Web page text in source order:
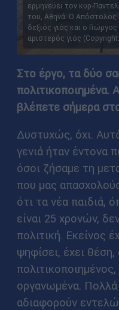
ερμηνεύει τον κυρ-
του, Αθηνά. Ο Απόστολος
δεξιός γιός και ο
αριστερός γιός
Στο έργο, τα δύο
βλέπετε σήμερα
Δυστυχώς, όχι.
γενιά ήταν έντονα
όσοι ζήσαμε τη
που μας
ότι τα νέα παιδιά,
είναι 25 χρονών,
πολιτική. Εκείνος
ψηφίσει, έχει θέση,
οργανωμένα.
αδιαφορούν